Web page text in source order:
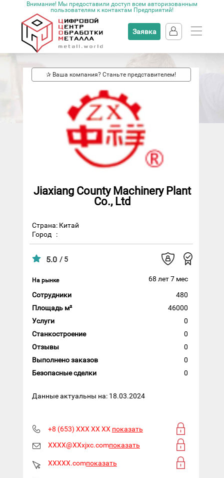
Внимание! Мы предоставили доступ всем авторизованным
пользователям к контактам Предприятий!
Заявка
✰ Ваша компания? Станьте представителем!
Jiaxiang County Machinery Plant
Co., Ltd
Страна: Китай
Город
:
5.0 / 5
На рынке
68 лет 7 мес
Сотрудники
480
Площадь м²
46000
Услуги
0
Станкостроение
0
Отзывы
0
Выполнено заказов
0
Безопасные сделки
0
Данные актуальны на: 18.03.2024
+8 (653) XXX XX XX показать
XXXX@XXxjxc.comпоказать
XXXXX.comпоказать